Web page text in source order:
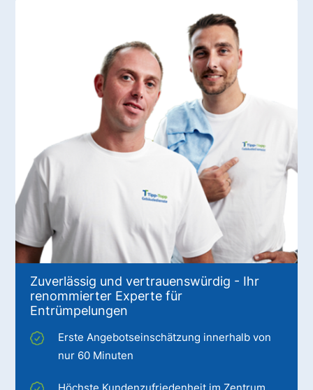
Zuverlässig und vertrauenswürdig - Ihr
renommierter Experte für
Entrümpelungen
Erste Angebotseinschätzung innerhalb von
nur 60 Minuten